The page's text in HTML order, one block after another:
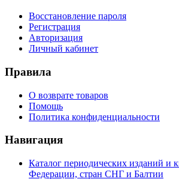
Восстановление пароля
Регистрация
Авторизация
Личный кабинет
Правила
О возврате товаров
Помощь
Политика конфиденциальности
Навигация
Каталог периодических изданий и
Федерации, стран СНГ и Балтии